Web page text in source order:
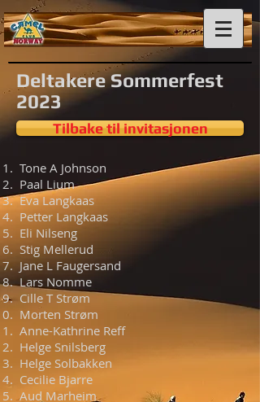
Deltakere Sommerfest
2023
Tilbake til invitasjonen
Tone A Johnson
Paal Lium
Eva Langkaas
Petter Langkaas
Eli Nilseng
Stig Mellerud
Jane L Faugersand
Lars Nomme
Cille T Strøm
Morten Strøm
Anne-Kathrine Reff
Helge Snilsberg
Helge Solbakken
Cecilie Bjarre
Aud Marheim